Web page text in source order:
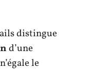
distingue
d’une
le